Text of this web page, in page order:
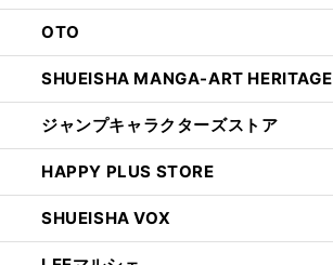
OTO
SHUEISHA MANGA-ART HERITAGE
ジャンプキャラクターズストア
HAPPY PLUS STORE
SHUEISHA VOX